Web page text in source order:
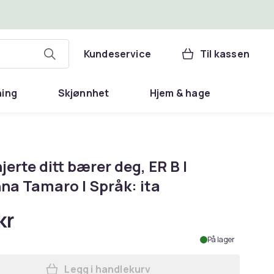
Kundeservice Til kassen
Skjønnhet Hjem & hage
ditt bærer deg, ER B |
Tamaro | Språk: ita
På lager
Legg i handlekurv